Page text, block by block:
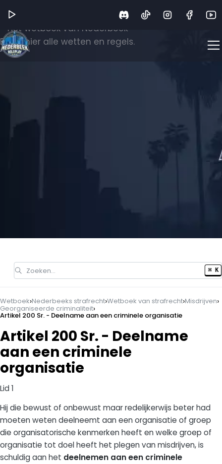
Het wetboek van Nederbeek
Bekijk hier alle wetten en regels.
Zoeken… ⌘ K
Wetboek›Nederbeeks strafrecht›Wetboek van strafrecht›Misdrijven›
Georganiseerde criminaliteit›
Artikel 200 Sr. - Deelname aan een criminele organisatie
Artikel 200 Sr. - Deelname
aan een criminele
organisatie
Lid 1
Hij die bewust of onbewust maar redelijkerwijs beter had
moeten weten deelneemt aan een organisatie of groep
die organisatorische kenmerken heeft en welke groep of
organisatie tot doel heeft het plegen van misdrijven, is
schuldig aan het deelnemen aan een criminele